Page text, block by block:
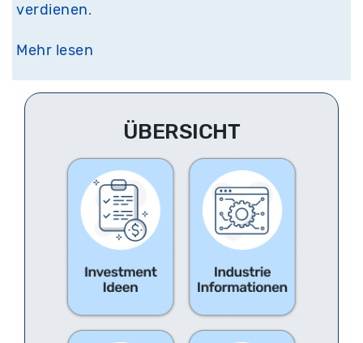
verdienen.
Mehr lesen
ÜBERSICHT